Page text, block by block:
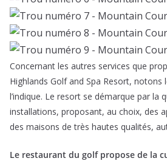
Concernant les autres services que
Highlands Golf and Spa Resort,
l’indique. Le resort se démarque par la
installations, proposant, au choix, des
des maisons de très hautes qualités,
Le restaurant du golf propose de la